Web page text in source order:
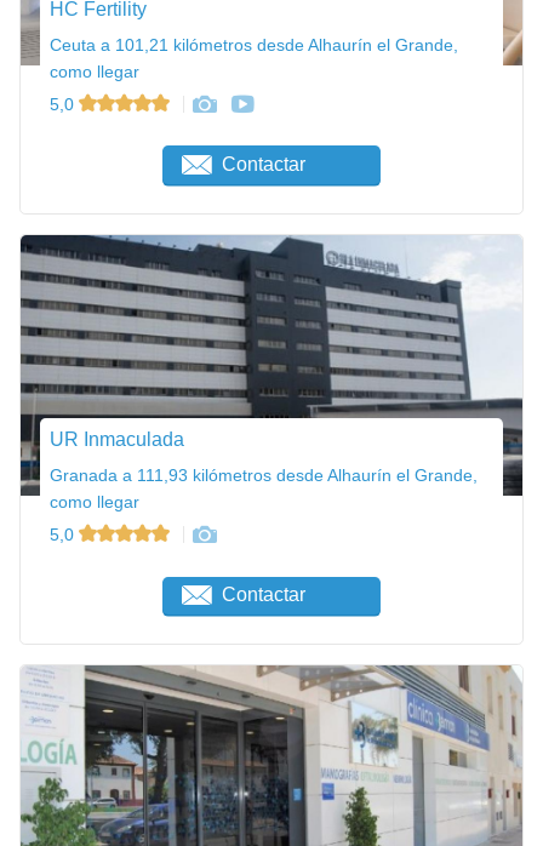
HC Fertility
Ceuta a 101,21 kilómetros desde Alhaurín el Grande,
como llegar
5,0
Contactar
UR Inmaculada
Granada a 111,93 kilómetros desde Alhaurín el Grande,
como llegar
5,0
Contactar